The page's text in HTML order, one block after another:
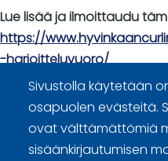
Lue lisää ja ilmoittaudu
https://
-harjoitteluvuoro/
Sivustolla käytetään
osapuolen evästeitä.
ovat välttämättömiä
sisäänkirjautumisen